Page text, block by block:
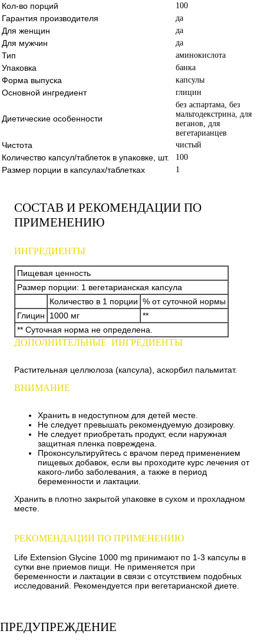
Кол-во порций 100
Гарантия производителя да
Для женщин да
Для мужчин да
Тип аминокислота
Упаковка банка
Форма выпуска капсулы
Основной ингредиент глицин
Диетические особенности
без аспартама, без
мальтодекстрина, для
веганов, для
вегетарианцев
Чистота чистый
Количество капсул/таблеток в упаковке, шт. 100
Размер порции в капсулах/таблетках 1
СОСТАВ И РЕКОМЕНДАЦИИ ПО
ПРИМЕНЕНИЮ
ИНГРЕДИЕНТЫ
Пищевая ценность
Размер порции: 1 вегетарианская капсула
Количество в 1 порции % от суточной нормы
Глицин
1000 мг
**
** Суточная норма не определена.
ДОПОЛНИТЕЛЬНЫЕ ИНГРЕДИЕНТЫ
Растительная целлюлоза (капсула), аскорбил пальмитат.
ВНИМАНИЕ
Хранить в недоступном для детей месте.
Не следует превышать рекомендуемую дозировку.
Не следует приобретать продукт, если наружная
защитная пленка повреждена.
Проконсультируйтесь с врачом перед применением
пищевых добавок, если вы проходите курс лечения от
какого-либо заболевания, а также в период
беременности и лактации.
Хранить в плотно закрытой упаковке в сухом и прохладном
месте.
РЕКОМЕНДАЦИИ ПО ПРИМЕНЕНИЮ
Life Extension Glycine 1000 mg принимают по 1-3 капсулы в
сутки вне приемов пищи. Не применяется при
беременности и лактации в связи с отсутствием подобных
исследований. Рекомендуется при вегетарианской диете.
ПРЕДУПРЕЖДЕНИЕ